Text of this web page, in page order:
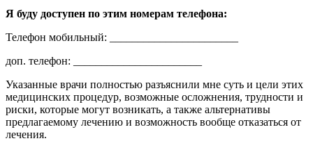
Я буду доступен по этим номерам телефона:
Телефон мобильный: _______________________
доп. телефон: _______________________
Указанные врачи полностью разъяснили мне суть и цели этих
медицинских процедур, возможные осложнения, трудности и
риски, которые могут возникать, а также альтернативы
предлагаемому лечению и возможность вообще отказаться от
лечения.